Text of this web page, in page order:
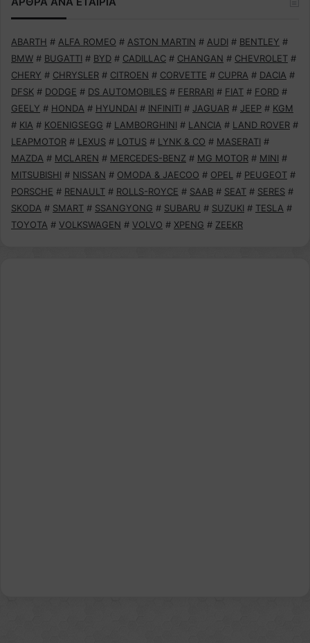
ABARTH # ALFA ROMEO # ASTON MARTIN # AUDI # BENTLEY #
BMW # BUGATTI # BYD # CADILLAC # CHANGAN # CHEVROLET #
CHERY # CHRYSLER # CITROEN # CORVETTE # CUPRA # DACIA #
DFSK # DODGE # DS AUTOMOBILES # FERRARI # FIAT # FORD #
GEELY # HONDA # HYUNDAI # INFINITI # JAGUAR # JEEP # KGM
# KIA # KOENIGSEGG # LAMBORGHINI # LANCIA # LAND ROVER #
LEAPMOTOR # LEXUS # LOTUS # LYNK & CO # MASERATI #
MAZDA # MCLAREN # MERCEDES-BENZ # MG MOTOR # MINI #
MITSUBISHI # NISSAN # OMODA & JAECOO # OPEL # PEUGEOT #
PORSCHE # RENAULT # ROLLS-ROYCE # SAAB # SEAT # SERES #
SKODA # SMART # SSANGYONG # SUBARU # SUZUKI # TESLA #
TOYOTA # VOLKSWAGEN # VOLVO # XPENG # ZEEKR